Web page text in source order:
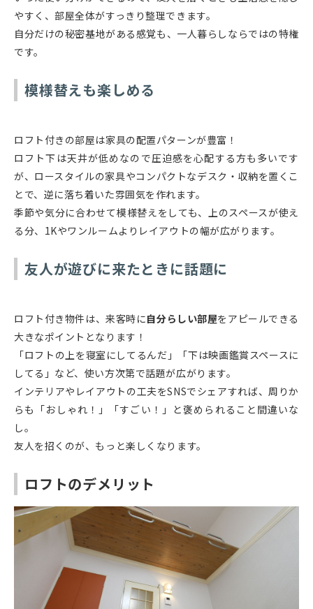
やすく、部屋全体がすっきり整理できます。
自分だけの秘密基地がある感覚も、一人暮らしならではの特権
です。
模様替えも楽しめる
ロフト付きの部屋は家具の配置パターンが豊富！
ロフト下は天井が低めなので圧迫感を心配する方も多いです
が、ロースタイルの家具やコンパクトなデスク・収納を置くこ
とで、逆に落ち着いた雰囲気を作れます。
季節や気分に合わせて模様替えをしても、上のスペースが使え
る分、1Kやワンルームよりレイアウトの幅が広がります。
友人が遊びに来たときに話題に
ロフト付き物件は、来客時に自分らしい部屋をアピールできる
大きなポイントとなります！
「ロフトの上を寝室にしてるんだ」「下は映画鑑賞スペースに
してる」など、使い方次第で話題が広がります。
インテリアやレイアウトの工夫をSNSでシェアすれば、周りか
らも「おしゃれ！」「すごい！」と褒められること間違いな
し。
友人を招くのが、もっと楽しくなります。
ロフトのデメリット